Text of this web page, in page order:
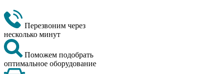
Перезвоним через
несколько минут
Поможем подобрать
оптимальное оборудование